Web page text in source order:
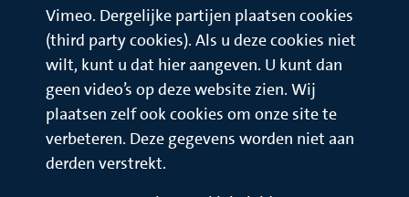
Vimeo. Dergelijke partijen plaatsen cookies
(third party cookies). Als u deze cookies niet
wilt, kunt u dat hier aangeven. U kunt dan
geen video’s op deze website zien. Wij
plaatsen zelf ook cookies om onze site te
verbeteren. Deze gegevens worden niet aan
derden verstrekt.